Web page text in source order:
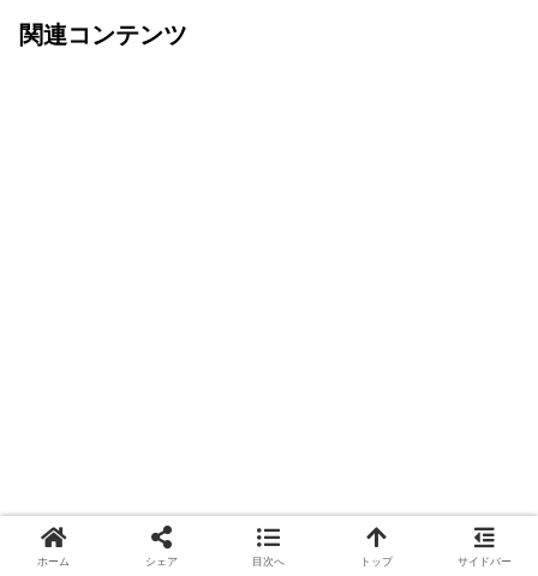
関連コンテンツ
ホーム シェア 目次へ トップ サイドバー